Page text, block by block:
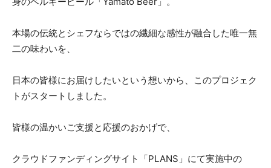
本場の伝統とシェフならではの繊細な感性が融合した唯一無
二の味わいを、
日本の皆様にお届けしたいという想いから、このプロジェク
トがスタートしました。
皆様の温かいご支援と応援のおかげで、
クラウドファンディングサイト「PLANS」にて実施中の